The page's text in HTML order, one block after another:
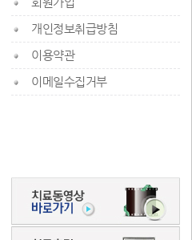
개인정보취급방침
이용약관
이메일수집거부